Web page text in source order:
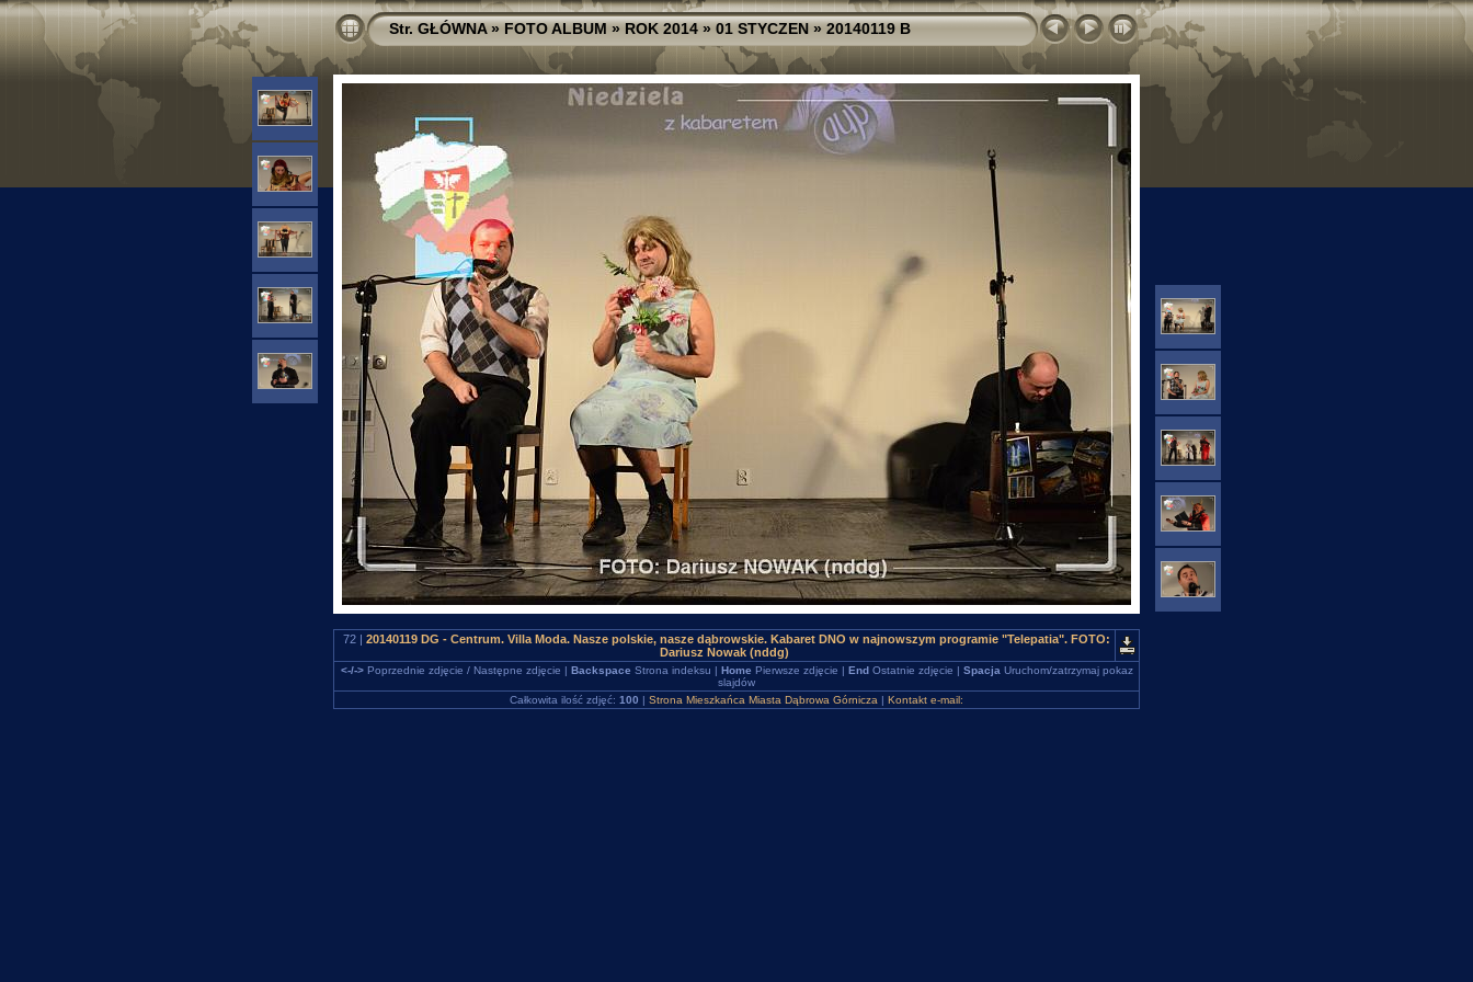
Str. GŁÓWNA»FOTO ALBUM»ROK 2014»01 STYCZEN»20140119 B
72 | 20140119 DG - Centrum. Villa Moda. Nasze polskie, nasze dąbrowskie. Kabaret DNO w najnowszym programie "Telepatia". FOTO:
Dariusz Nowak (nddg)
<-/->Poprzednie zdjęcie / Następne zdjęcie | Backspace Strona indeksu | Home Pierwsze zdjęcie | EndOstatnie zdjęcie | Spacja Uruchom/zatrzymaj pokaz
slajdów
Całkowita ilość zdjęć: 100 | Strona Mieszkańca Miasta Dąbrowa Górnicza | Kontakt e-mail: